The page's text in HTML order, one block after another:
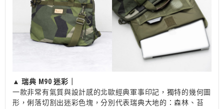
▲瑞典 M90 迷彩｜
一款非常有氣質與設計感的北歐經典軍事印記，獨特的幾何圖
形，俐落切割出迷彩色塊，分別代表瑞典大地的：森林、苔